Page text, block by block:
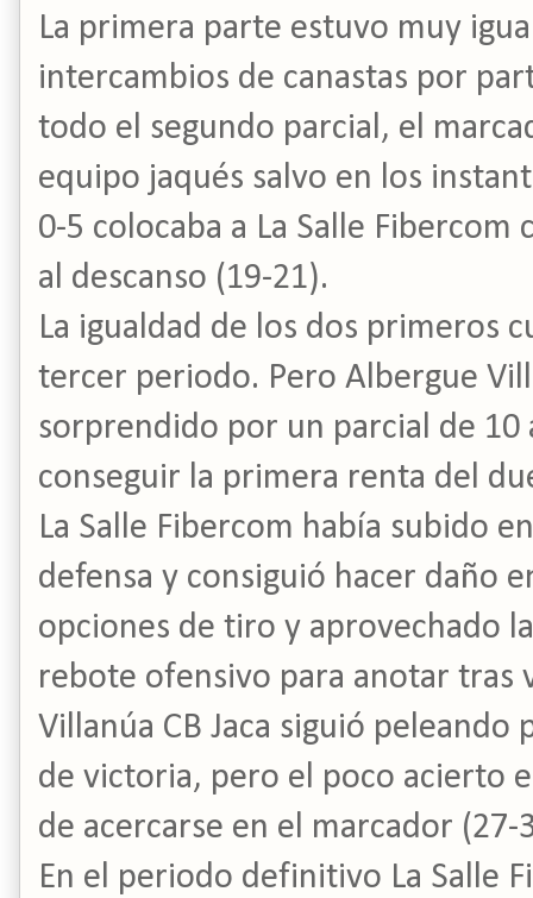
La primera parte estuvo muy
intercambios de canastas por
todo el segundo parcial, el
equipo jaqués salvo en los
0-5 colocaba a La Salle
al descanso (19-21).
La igualdad de los dos primeros
tercer periodo. Pero Albergue
sorprendido por un parcial de 10
conseguir la primera renta del
La Salle Fibercom había subido
defensa y consiguió hacer daño
opciones de tiro y aprovechado
rebote ofensivo para anotar tras
Villanúa CB Jaca siguió
de victoria, pero el poco acierto
de acercarse en el marcador (27-
En el periodo definitivo La Salle